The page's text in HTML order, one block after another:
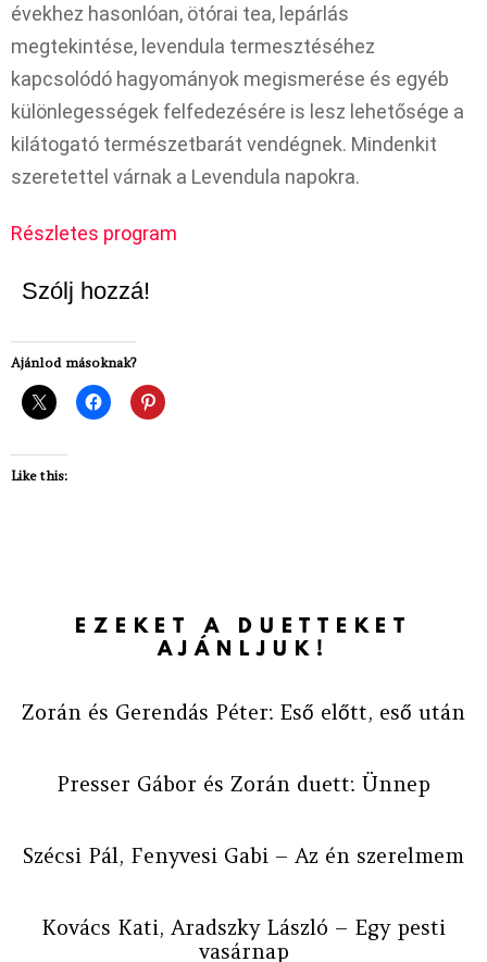
évekhez hasonlóan, ötórai tea, lepárlás
megtekintése, levendula termesztéséhez
kapcsolódó hagyományok megismerése és egyéb
különlegességek felfedezésére is lesz lehetősége a
kilátogató természetbarát vendégnek. Mindenkit
szeretettel várnak a Levendula napokra.
Részletes program
Szólj hozzá!
Ajánlod másoknak?
Like this:
EZEKET A DUETTEKET
AJÁNLJUK!
Zorán és Gerendás Péter: Eső előtt, eső után
Presser Gábor és Zorán duett: Ünnep
Szécsi Pál, Fenyvesi Gabi – Az én szerelmem
Kovács Kati, Aradszky László – Egy pesti
vasárnap